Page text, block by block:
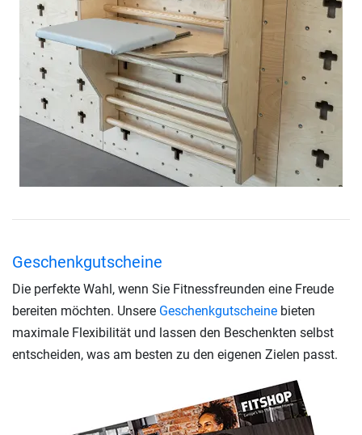
Geschenkgutscheine
Die perfekte Wahl, wenn Sie Fitnessfreunden eine Freude
bereiten möchten. Unsere Geschenkgutscheine bieten
maximale Flexibilität und lassen den Beschenkten selbst
entscheiden, was am besten zu den eigenen Zielen passt.